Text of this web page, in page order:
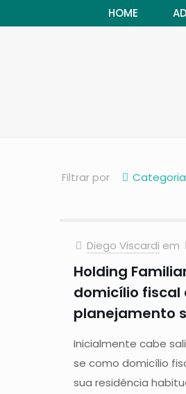
HOME
Filtrar por
Diego Viscardi em
Holding
domicílio fiscal
planejamento
Inicialmente cabe
se como domicílio
sua residência